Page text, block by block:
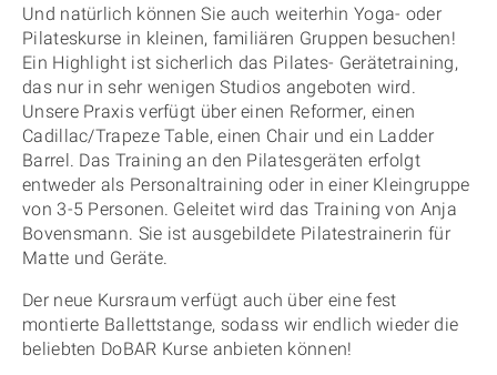
Und natürlich können Sie auch weiterhin Yoga- oder
Pilateskurse in kleinen, familiären Gruppen besuchen!
Ein Highlight ist sicherlich das Pilates- Gerätetraining,
das nur in sehr wenigen Studios angeboten wird.
Unsere Praxis verfügt über einen Reformer, einen
Cadillac/Trapeze Table, einen Chair und ein Ladder
Barrel. Das Training an den Pilatesgeräten erfolgt
entweder als Personaltraining oder in einer Kleingruppe
von 3-5 Personen. Geleitet wird das Training von Anja
Bovensmann. Sie ist ausgebildete Pilatestrainerin für
Matte und Geräte.
Der neue Kursraum verfügt auch über eine fest
montierte Ballettstange, sodass wir endlich wieder die
beliebten DoBAR Kurse anbieten können!